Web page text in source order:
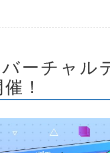
ーチャル
！